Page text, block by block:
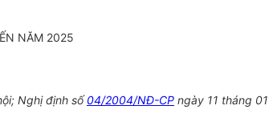
NĂM 2025
Nghị định số04/2004/NĐ-CP ngày 11 tháng 01